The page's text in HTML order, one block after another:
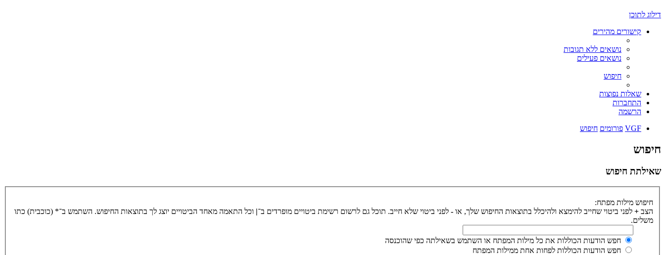
דילוג לתוכן
קישורים מהירים
נושאים ללא תגובות
נושאים פעילים
חיפוש
שאלות נפוצות
התחברות
הרשמה
VGF פורומים חיפוש
חיפוש
שאילתת חיפוש
חיפוש מילות מפתח:
הצב + לפני ביטוי שחייב להימצא ולהיכלל בתוצאות החיפוש שלך, או - לפני ביטוי שלא חייב. תוכל גם לרשום רשימת ביטויים מופרדים ב־| וכל התאמה מאחד הביטויים יוצג לך בתוצאות החיפוש. השתמש ב־* (כוכבית) כתו
משלים.
חפש הודעות הכוללות את כל מילות המפתח או השתמש בשאילתה כפי שהוכנסה
חפש הודעות הכוללות לפחות אחת ממילות המפתח